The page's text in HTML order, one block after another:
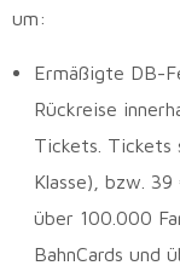
um:
Ermäßigte DB-
Rückreise
Tickets. Tickets
Klasse), bzw. 39
über 100.000
BahnCards und